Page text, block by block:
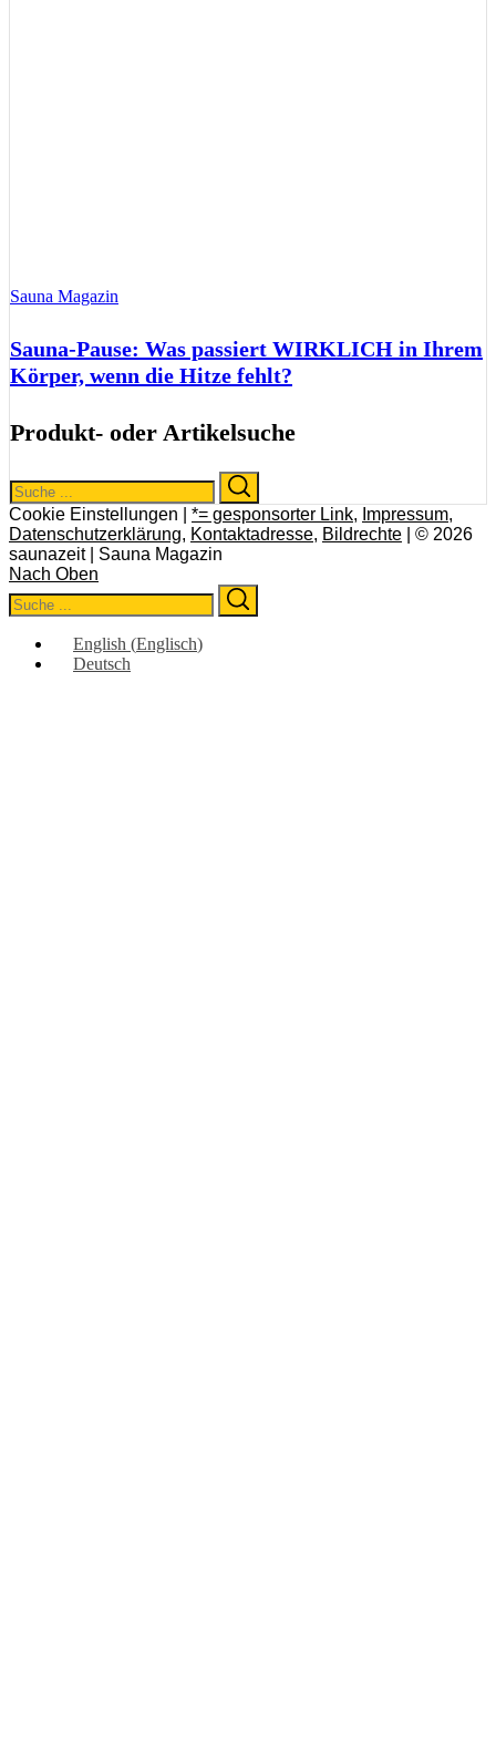
Sauna Magazin
Sauna-Pause: Was passiert WIRKLICH in Ihrem
Körper, wenn die Hitze fehlt?
Produkt- oder Artikelsuche
Search
for:
Cookie Einstellungen | *= gesponsorter Link, Impressum,
Datenschutzerklärung, Kontaktadresse, Bildrechte | © 2026
saunazeit | Sauna Magazin
Nach Oben
Search
for:
English (Englisch)
Deutsch